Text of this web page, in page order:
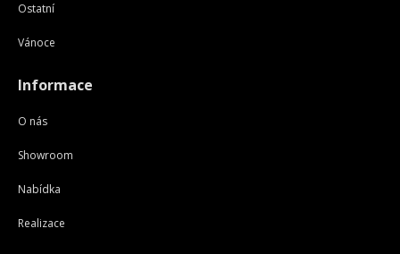
Ostatní
Vánoce
Informace
O nás
Showroom
Nabídka
Realizace